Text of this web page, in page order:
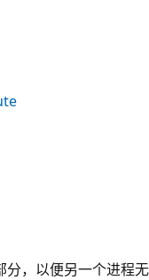
分，以便另一个进程无